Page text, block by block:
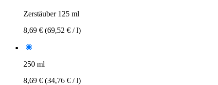
Zerstäuber 125 ml
8,69 € (69,52 € / l)
250 ml
8,69 € (34,76 € / l)